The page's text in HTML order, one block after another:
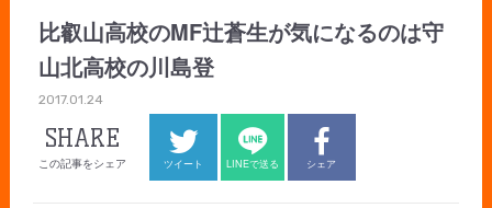
比叡山高校のMF辻蒼生が気になるのは守
山北高校の川島登
2017.01.24
SHARE
この記事をシェア ツイート LINEで送る シェア